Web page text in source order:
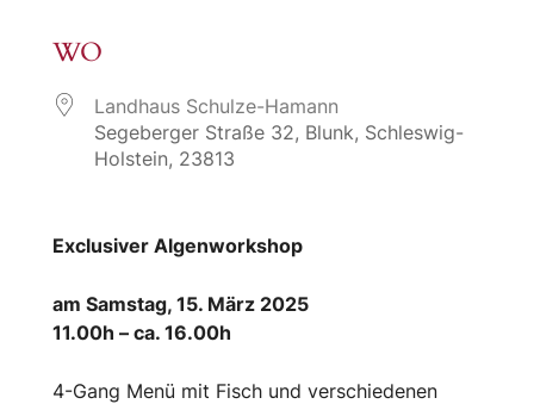
WO
Landhaus Schulze-Hamann
Segeberger Straße 32, Blunk, Schleswig-
Holstein, 23813
Exclusiver Algenworkshop
am Samstag, 15. März 2025
11.00h – ca. 16.00h
4-Gang Menü mit Fisch und verschiedenen